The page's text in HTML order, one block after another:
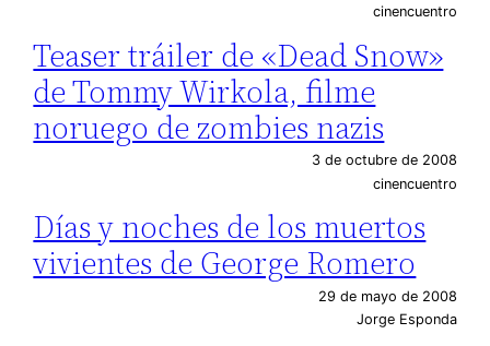
cinencuentro
Teaser tráiler de «Dead Snow»
de Tommy Wirkola, filme
noruego de zombies nazis
3 de octubre de 2008
cinencuentro
Días y noches de los muertos
vivientes de George Romero
29 de mayo de 2008
Jorge Esponda